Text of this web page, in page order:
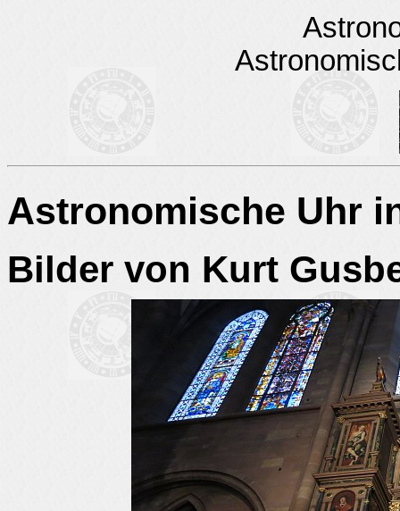
Astronomische Uhr
Bilder von Kurt